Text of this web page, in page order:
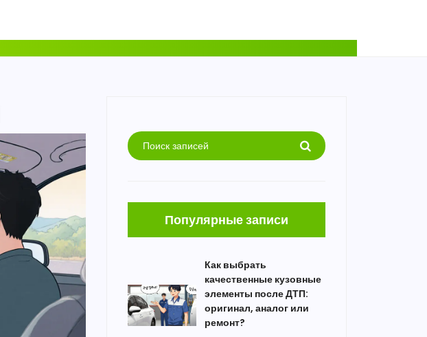
Популярные записи
Как выбрать
качественные кузовные
элементы после ДТП:
оригинал, аналог или
ремонт?